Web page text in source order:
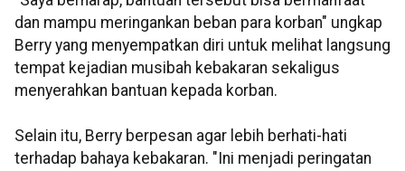
dan mampu meringankan beban para korban" ungkap
Berry yang menyempatkan diri untuk melihat langsung
tempat kejadian musibah kebakaran sekaligus
menyerahkan bantuan kepada korban.
Selain itu, Berry berpesan agar lebih berhati-hati
terhadap bahaya kebakaran. "Ini menjadi peringatan